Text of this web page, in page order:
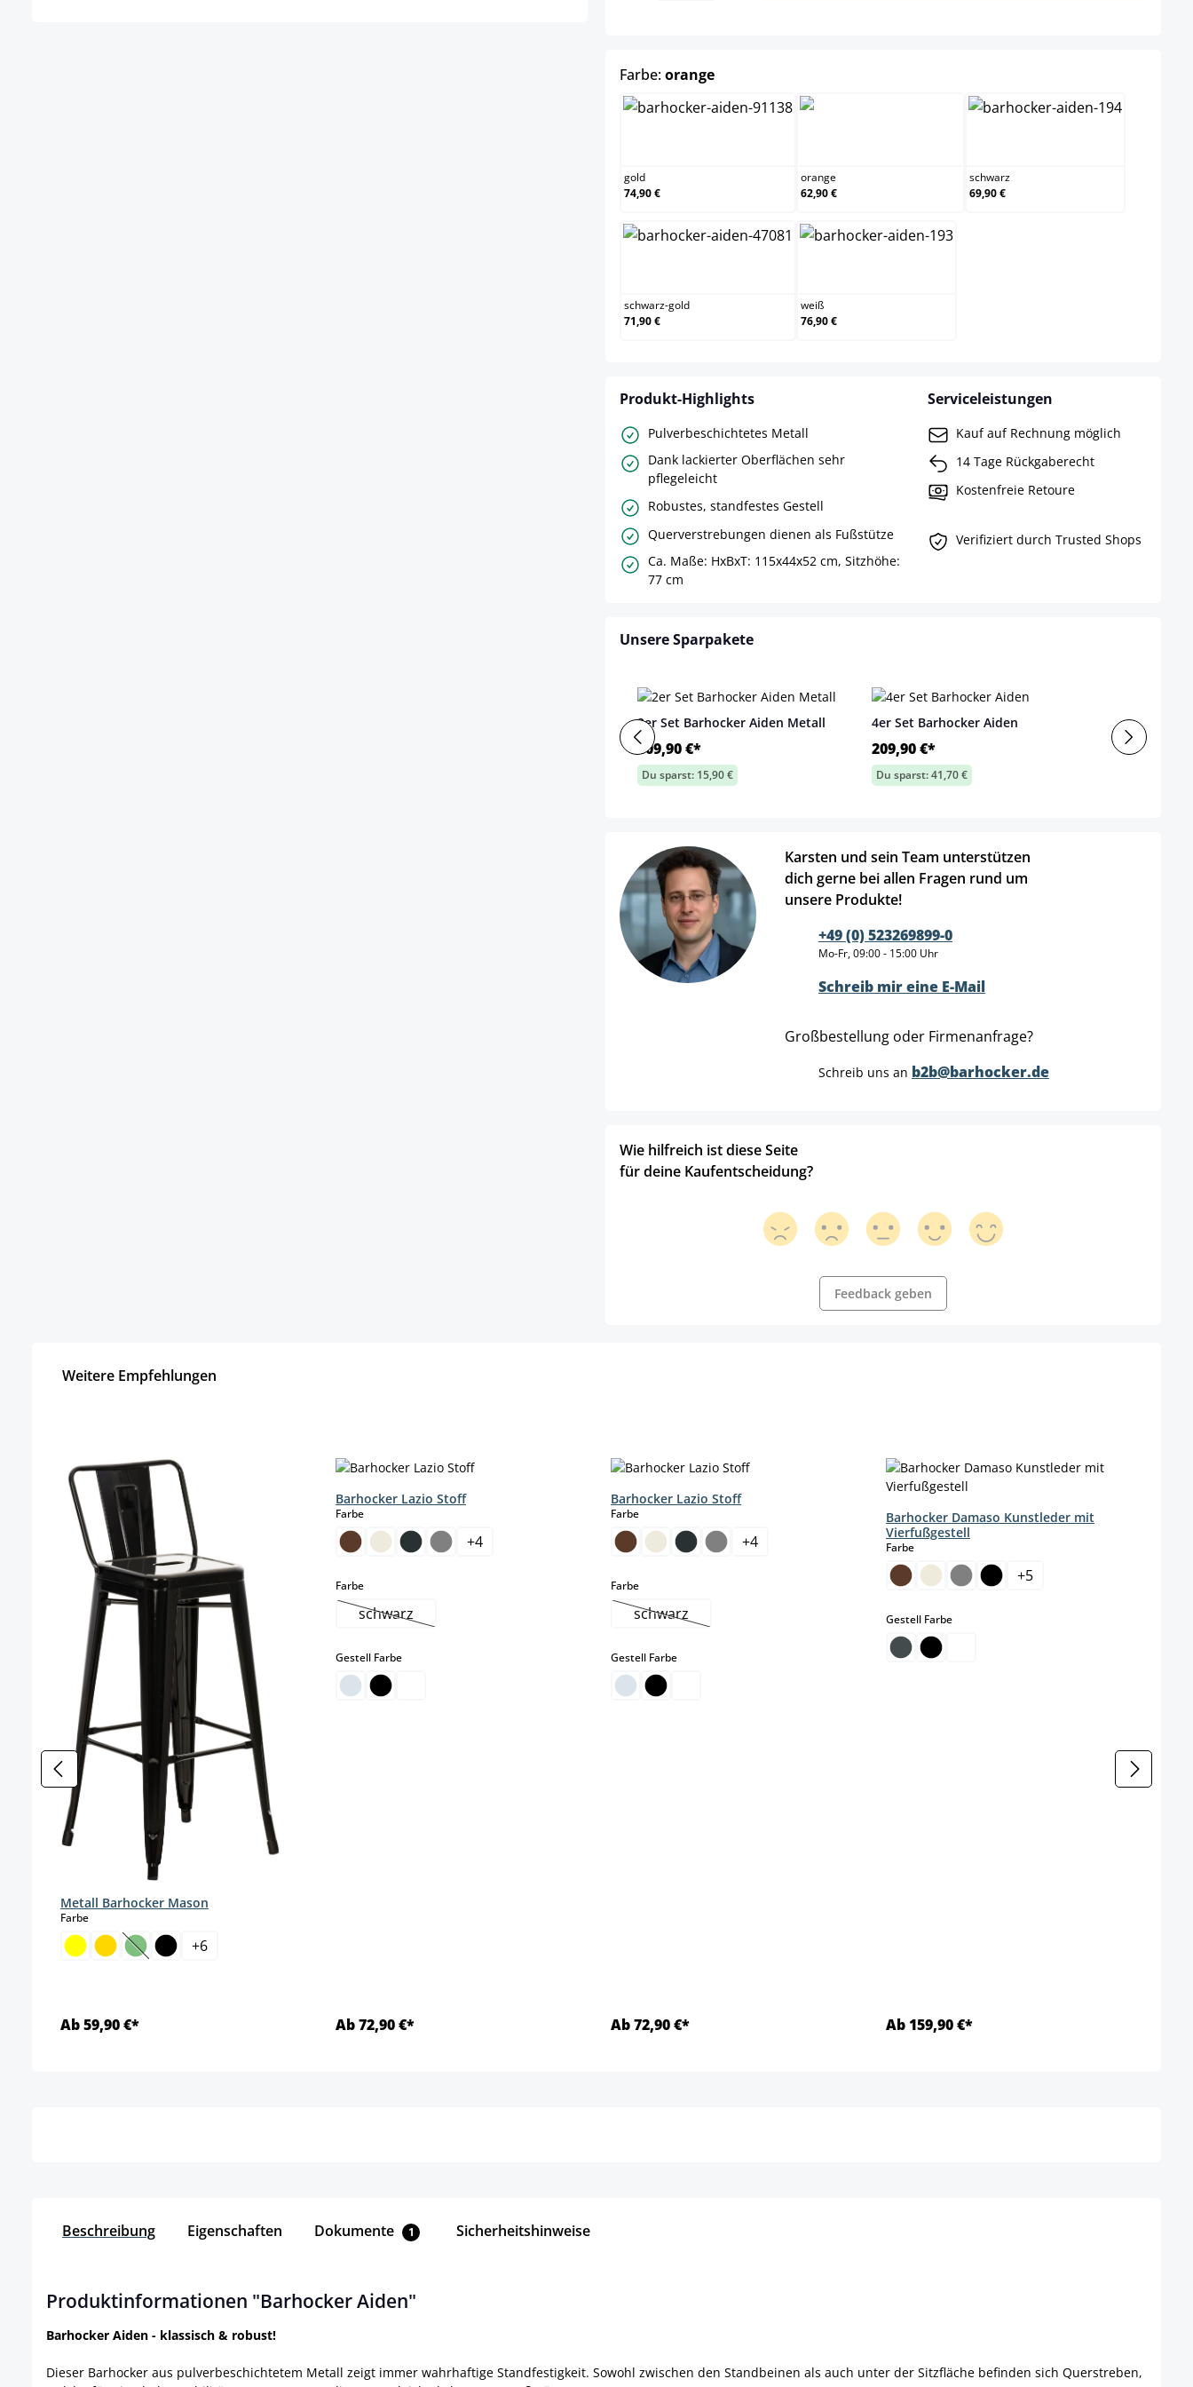
Farbe:orangeauswählen
gold
74,90 €
orange
62,90 €
schwarz
69,90 €
schwarz-gold
71,90 €
weiß
76,90 €
Produkt-Highlights
Pulverbeschichtetes Metall
Dank lackierter Oberflächen sehr
pflegeleicht
Robustes, standfestes Gestell
Querverstrebungen dienen als Fußstütze
Ca. Maße: HxBxT: 115x44x52 cm, Sitzhöhe:
77 cm
Serviceleistungen
Kauf auf Rechnung möglich
14 Tage Rückgaberecht
Kostenfreie Retoure
Verifiziert durch Trusted Shops
Unsere Sparpakete
2er Set Barhocker Aiden Metall
109,90 €*
Du sparst: 15,90 €
4er Set Barhocker Aiden
209,90 €*
Du sparst: 41,70 €
Karsten und sein Team unterstützen
dich gerne bei allen Fragen rund um
unsere Produkte!
+49 (0) 523269899-0
Mo-Fr, 09:00 - 15:00 Uhr
Schreib mir eine E-Mail
Großbestellung oder Firmenanfrage?
Schreib uns an b2b@barhocker.de
Wie hilfreich ist diese Seite
für deine Kaufentscheidung?
Feedback geben
Weitere Empfehlungen
Metall Barhocker Mason
Farbeauswählen
(Diese Option ist zurzeit nicht verfügbar.)
+6
Ab 59,90 €*
Barhocker Lazio Stoff
Farbeauswählen
+4
Farbeauswählen
schwarz(Diese Option ist zurzeit nicht verfügbar.)
Gestell Farbeauswählen
Ab 72,90 €*
Barhocker Lazio Stoff
Farbeauswählen
+4
Farbeauswählen
schwarz(Diese Option ist zurzeit nicht verfügbar.)
Gestell Farbeauswählen
Ab 72,90 €*
Barhocker Damaso Kunstleder mit
Vierfußgestell
Farbeauswählen
+5
Gestell Farbeauswählen
Ab 159,90 €*
Beschreibung Eigenschaften Dokumente 1 Sicherheitshinweise
Produktinformationen "Barhocker Aiden"
Barhocker Aiden - klassisch & robust!
Dieser Barhocker aus pulverbeschichtetem Metall zeigt immer wahrhaftige Standfestigkeit. Sowohl zwischen den Standbeinen als auch unter der Sitzfläche befinden sich Querstreben,